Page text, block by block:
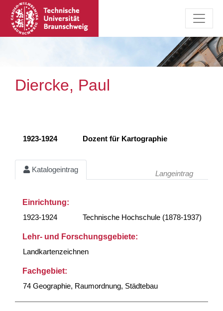
Diercke, Paul
1923-1924 Dozent für Kartographie
Katalogeintrag Langeintrag
Einrichtung:
1923-1924
Technische Hochschule (1878-1937)
Lehr- und Forschungsgebiete:
Landkartenzeichnen
Fachgebiet:
74 Geographie, Raumordnung, Städtebau